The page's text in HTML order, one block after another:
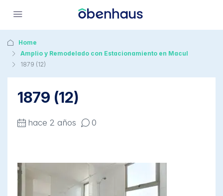
Home
Amplio y Remodelado con Estacionamiento en Macul
1879 (12)
1879 (12)
hace 2 años 0